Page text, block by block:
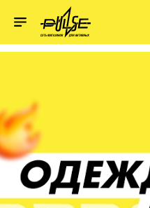
Сайт
Твой
пульс
Акции